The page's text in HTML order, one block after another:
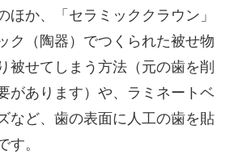
ほか、「セラミッククラウン」
ク（陶器）でつくられた被せ物
被せてしまう方法（元の歯を削
があります）や、ラミネートベ
など、歯の表面に人工の歯を貼
す。